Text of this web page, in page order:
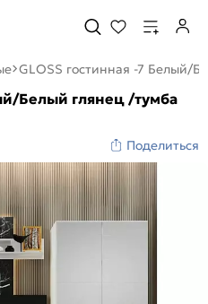
GLOSS гостинная -7 Белый/
Белый глянец /тумба
Поделиться